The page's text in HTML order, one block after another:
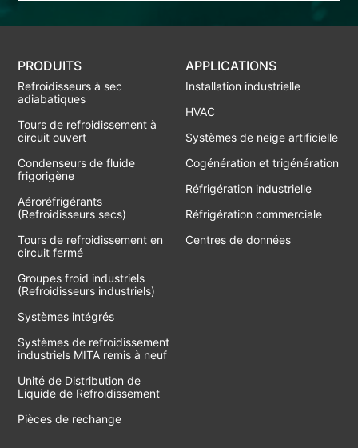
PRODUITS
Refroidisseurs à sec
adiabatiques
Tours de refroidissement à
circuit ouvert
Condenseurs de fluide
frigorigène
Aéroréfrigérants
(Refroidisseurs secs)
Tours de refroidissement en
circuit fermé
Groupes froid industriels
(Refroidisseurs industriels)
Systèmes intégrés
Systèmes de refroidissement
industriels MITA remis à neuf
Unité de Distribution de
Liquide de Refroidissement
Pièces de rechange
APPLICATIONS
Installation industrielle
HVAC
Systèmes de neige artificielle
Cogénération et trigénération
Réfrigération industrielle
Réfrigération commerciale
Centres de données